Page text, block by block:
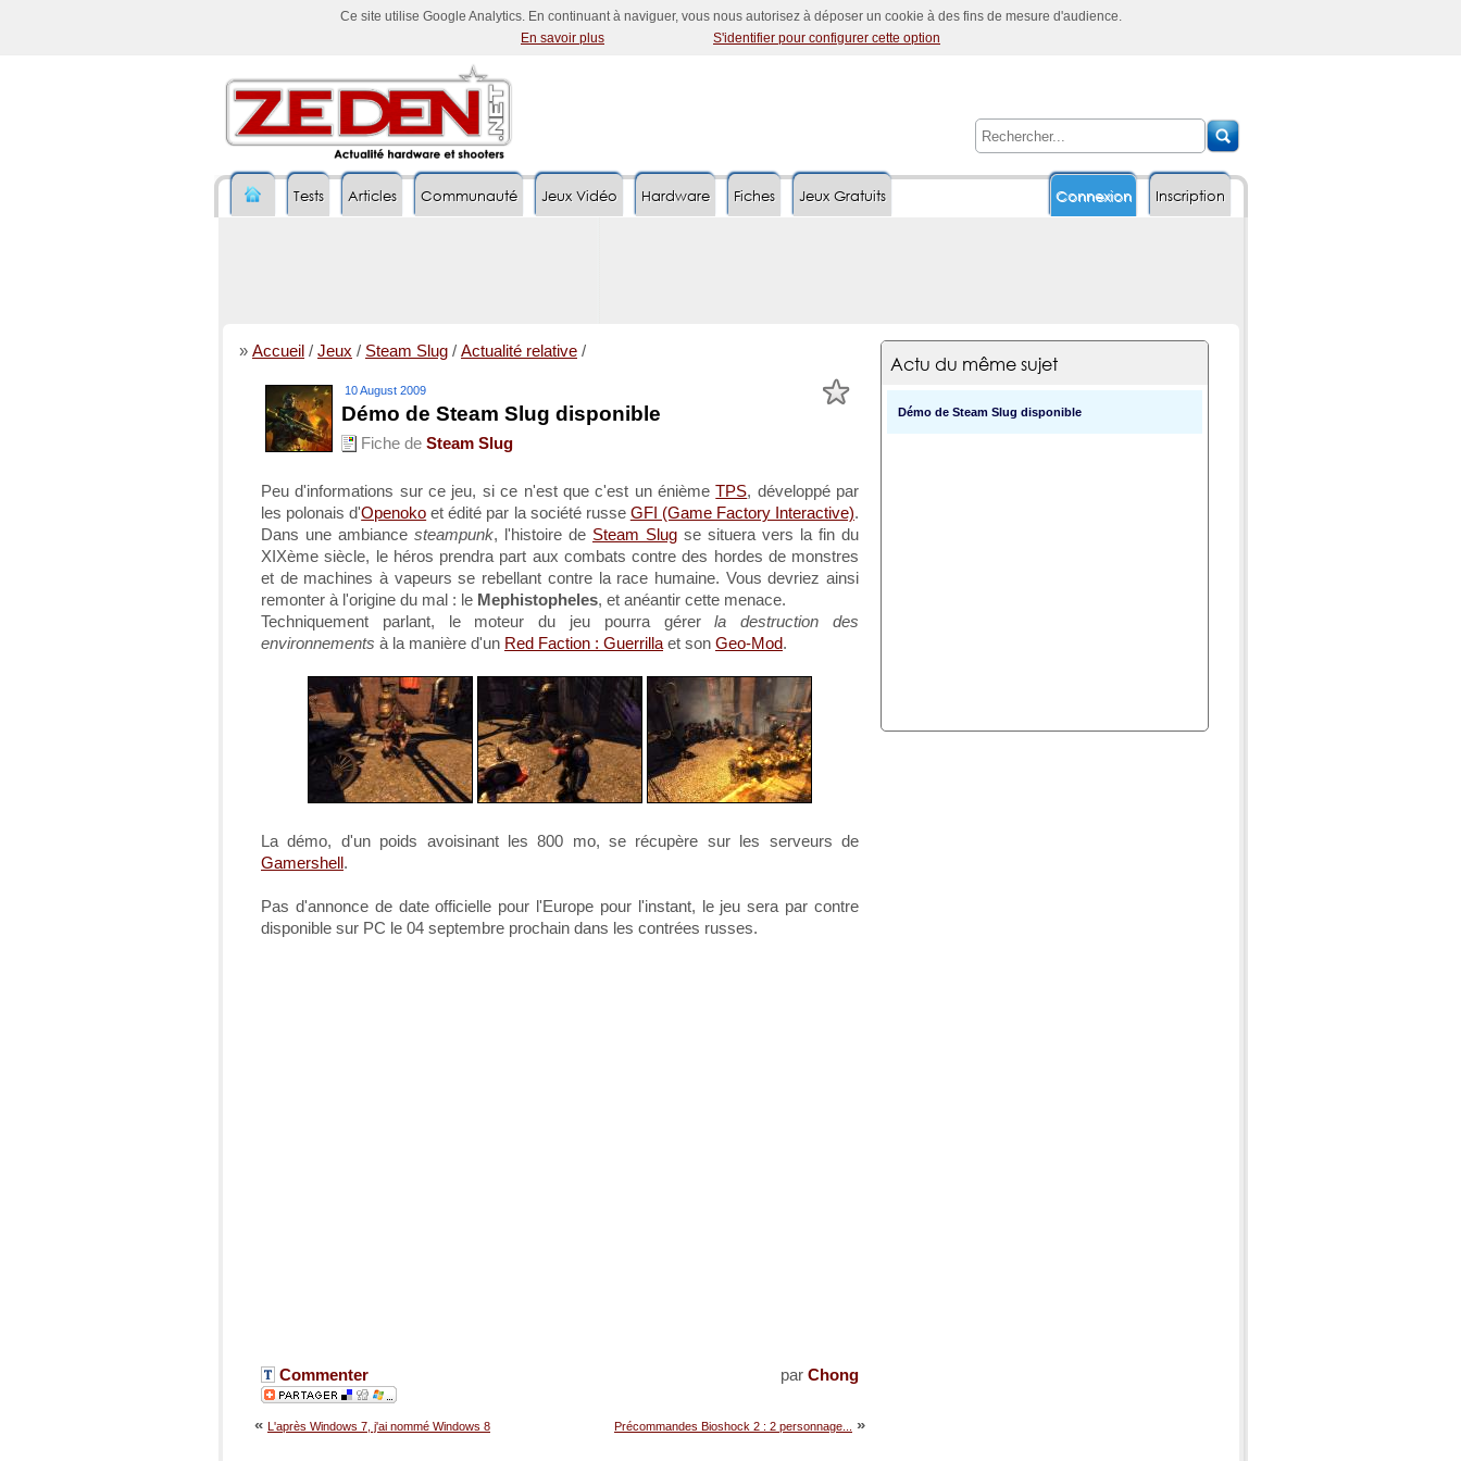
Ce site utilise Google Analytics. En continuant à naviguer, vous nous autorisez à déposer un cookie à des fins de mesure d'audience.
En savoir plus
S'identifier pour configurer cette option
Inscription
Tests Articles Communauté Jeux Vidéo Hardware Fiches Connexion
Jeux Gratuits
» Accueil / Jeux / Steam Slug / Actualité relative /
10 August 2009
Démo de Steam Slug disponible
Fiche de Steam Slug
Peu d'informations sur ce jeu, si ce n'est que c'est un énièmeTPS, développé par
les polonais d'Openoko et édité par la société russe GFI (Game Factory Interactive).
Dans une ambiance steampunk, l'histoire de Steam Slug se situera vers la fin du
XIXème siècle, le héros prendra part aux combats contre des hordes de monstres
et de machines à vapeurs se rebellant contre la race humaine. Vous devriez ainsi
remonter à l'origine du mal : le Mephistopheles, et anéantir cette menace.
Techniquement parlant, le moteur du jeu pourra gérerla destruction des
environnements à la manière d'un Red Faction : Guerrilla et son Geo-Mod.
La démo, d'un poids avoisinant les 800 mo, se récupère sur les serveurs de
Gamershell .
Pas d'annonce de date officielle pour l'Europe pour l'instant, le jeu sera par contre
disponible sur PC le 04 septembre prochain dans les contrées russes.
par Chong
Commenter
Précommandes Bioshock 2 : 2 personnage... »
« L'après Windows 7, j'ai nommé Windows 8
Actu du même sujet
Démo de Steam Slug disponible